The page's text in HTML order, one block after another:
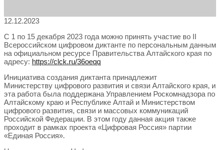
12.12.2023
С 1 по 15 декабря 2023 года можно принять участие во II
Всероссийском цифровом диктанте по персональным данным
на официальном ресурсе Правительства Алтайского края по
адресу: https://clck.ru/36oeqq
Инициатива создания диктанта принадлежит
Министерству цифрового развития и связи Алтайского края, и
эта работа была поддержана Управлением Роскомнадзора по
Алтайскому краю и Республике Алтай и Министерством
цифрового развития, связи и массовых коммуникаций
Российской Федерации. В этом году данная акция также
проходит в рамках проекта «Цифровая Россия» партии
«Единая Россия».